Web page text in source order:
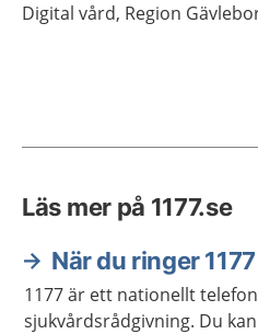
Digital vård, Region
Läs mer på 1177.se
När du ringer 1177
1177 är ett nationellt
sjukvårdsrådgivning. Du